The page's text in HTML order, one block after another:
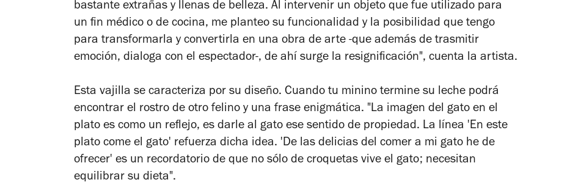
bastante extrañas y llenas de belleza. Al intervenir un objeto que fue utilizado para
un fin médico o de cocina, me planteo su funcionalidad y la posibilidad que tengo
para transformarla y convertirla en una obra de arte -que además de trasmitir
emoción, dialoga con el espectador-, de ahí surge la resignificación", cuenta la artista.
Esta vajilla se caracteriza por su diseño. Cuando tu minino termine su leche podrá
encontrar el rostro de otro felino y una frase enigmática. "La imagen del gato en el
plato es como un reflejo, es darle al gato ese sentido de propiedad. La línea 'En este
plato come el gato' refuerza dicha idea. 'De las delicias del comer a mi gato he de
ofrecer' es un recordatorio de que no sólo de croquetas vive el gato; necesitan
equilibrar su dieta".